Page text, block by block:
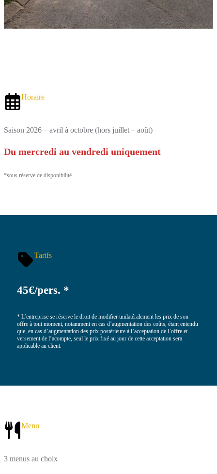
Horaire
Saison 2026 – avril à octobre (hors juillet – août)
Du mercredi au vendredi uniquement
*sous réserve de disponibilité
Tarifs
45€/pers. *
* L’entreprise se réserve le droit de modifier unilatéralement les prix de son
offre à tout moment, notamment en cas d’augmentation des coûts, étant entendu
que, en cas d’augmentation des prix postérieure à l’acceptation de l’offre et
versement de l’acompte, seul le prix fixé au jour de cette acceptation sera
applicable au client.
Menu
3 menus au choix